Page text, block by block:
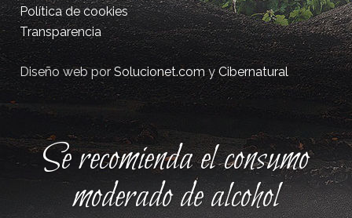
Política de cookies
Transparencia
Diseño web porSolucionet.comyCibernatural
Se recomienda el consumo
moderado de alcohol